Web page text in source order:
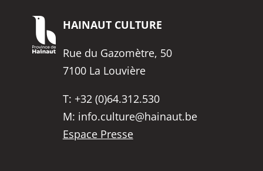
HAINAUT CULTURE
Rue du Gazomètre, 50
7100 La Louvière
T: +32 (0)64.312.530
M: info.culture@hainaut.be
Espace Presse